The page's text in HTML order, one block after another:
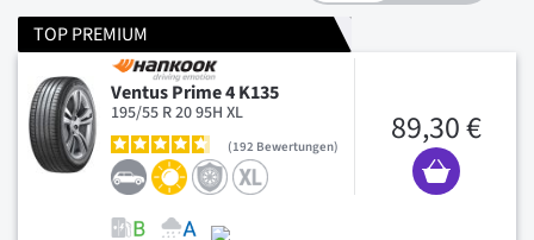
TOP PREMIUM
Ventus Prime 4 K135
195/55 R 20 95H XL
192 Bewertungen 89,30 €